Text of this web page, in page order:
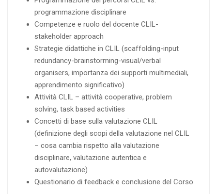
programmazione disciplinare
Competenze e ruolo del docente CLIL-
stakeholder approach
Strategie didattiche in CLIL (scaffolding-input
redundancy-brainstorming-visual/verbal
organisers, importanza dei supporti multimediali,
apprendimento significativo)
Attività CLIL – attività cooperative, problem
solving, task based activities
Concetti di base sulla valutazione CLIL
(definizione degli scopi della valutazione nel CLIL
– cosa cambia rispetto alla valutazione
disciplinare, valutazione autentica e
autovalutazione)
Questionario di feedback e conclusione del Corso